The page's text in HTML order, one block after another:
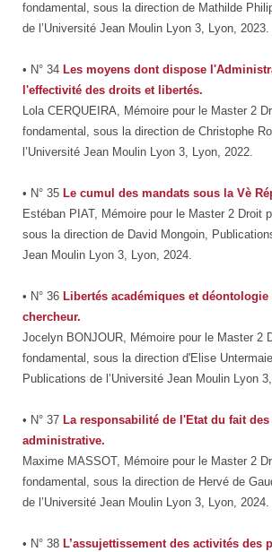
fondamental, sous la direction de Mathilde
de l’Université Jean Moulin Lyon 3, Lyon, 2023.
• N° 34 Les moyens dont dispose
l'effectivité des droits et libertés.
Lola CERQUEIRA, Mémoire pour le Master 2
fondamental, sous la direction de Christophe
l’Université Jean Moulin Lyon 3, Lyon, 2022.
• N° 35 Le cumul des mandats sous la Vè
Estéban PIAT, Mémoire pour le Master 2 Droit
sous la direction de David Mongoin,
Jean Moulin Lyon 3, Lyon, 2024.
• N° 36 Libertés académiques et
chercheur.
Jocelyn BONJOUR, Mémoire pour le Master 2
fondamental, sous la direction d'Elise
Publications de l’Université Jean Moulin Lyon
• N° 37 La responsabilité de l'Etat du fait
administrative.
Maxime MASSOT, Mémoire pour le Master 2
fondamental, sous la direction de Hervé de
de l’Université Jean Moulin Lyon 3, Lyon, 2024.
• N° 38 L’assujettissement des activités des